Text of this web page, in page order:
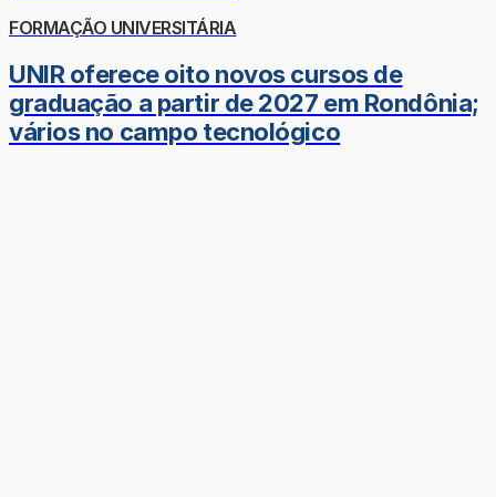
FORMAÇÃO UNIVERSITÁRIA
UNIR oferece oito novos cursos de
graduação a partir de 2027 em Rondônia;
vários no campo tecnológico